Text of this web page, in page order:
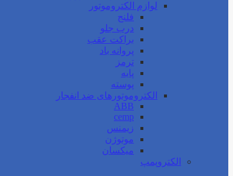
لوازم الکتروموتور
فلنج
درب جلو
براکت عقب
پروانه باد
ترمز
پایه
پوسته
الکتروموتورهای ضد انفجار
ABB
cemp
زیمنس
موتوژن
میکسان
الکتروپمپ